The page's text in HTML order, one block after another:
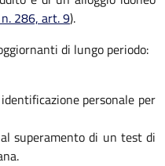
286, art. 9).
di lungo periodo:
personale per
superamento di un test di